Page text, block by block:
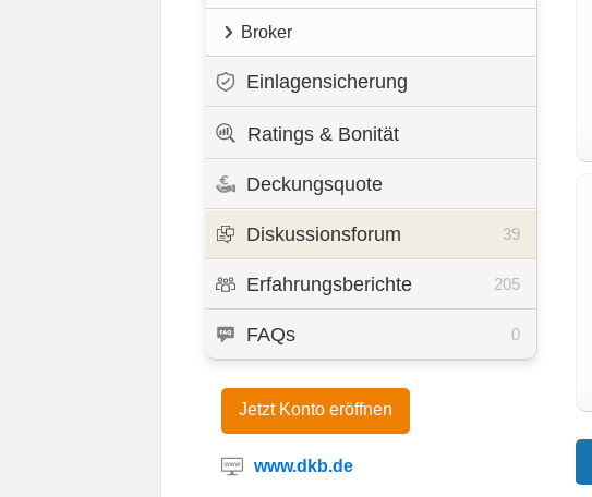
Broker
Einlagensicherung
Ratings & Bonität
Deckungsquote
Diskussionsforum 39
Erfahrungsberichte 205
FAQs 0
Jetzt Konto eröffnen
www.dkb.de